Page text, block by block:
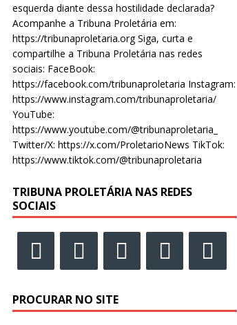
esquerda diante dessa hostilidade declarada?
Acompanhe a Tribuna Proletária em:
https://tribunaproletaria.org Siga, curta e
compartilhe a Tribuna Proletária nas redes
sociais: FaceBook:
https://facebook.com/tribunaproletaria Instagram:
https://www.instagram.com/tribunaproletaria/
YouTube:
https://www.youtube.com/@tribunaproletaria_
Twitter/X: https://x.com/ProletarioNews TikTok:
https://www.tiktok.com/@tribunaproletaria
TRIBUNA PROLETÁRIA NAS REDES
SOCIAIS
PROCURAR NO SITE